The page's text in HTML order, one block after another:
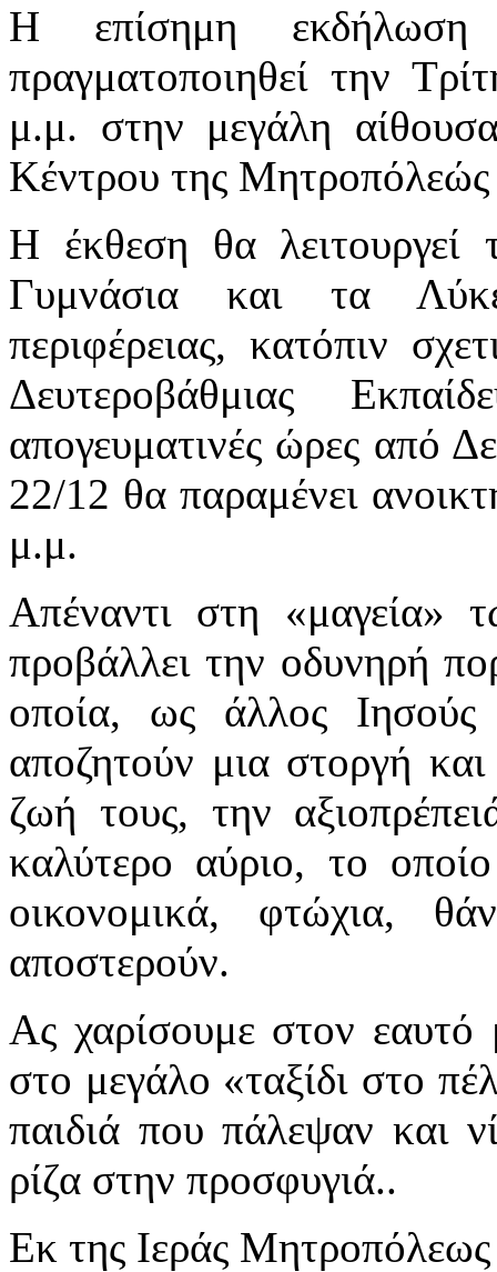
Η επίσημη
πραγματοποιηθεί την
μ.μ. στην μεγάλη
Κέντρου της
Η έκθεση θα λειτουργεί
Γυμνάσια και τα
περιφέρειας, κατόπιν
Δευτεροβάθμιας
απογευματινές ώρες από
22/12 θα παραμένει
μ.μ.
Απέναντι στη «μαγεία»
προβάλλει την οδυνηρή
οποία, ως άλλος
αποζητούν μια στοργή
ζωή τους, την
καλύτερο αύριο, το
οικονομικά, φτώχια,
αποστερούν.
Ας χαρίσουμε στον εαυτό
στο μεγάλο «ταξίδι στο
παιδιά που πάλεψαν και
ρίζα στην προσφυγιά..
Εκ της Ιεράς Μητροπόλεως